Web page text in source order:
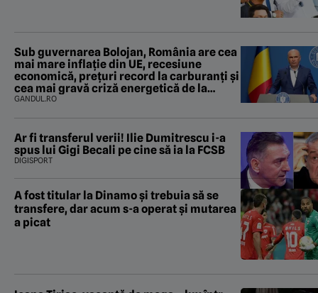
Sub guvernarea Bolojan, România are cea
mai mare inflație din UE, recesiune
economică, prețuri record la carburanți și
cea mai gravă criză energetică de la
Revoluție încoace. Cum se apără
GANDUL.RO
Ar fi transferul verii! Ilie Dumitrescu i-a
spus lui Gigi Becali pe cine să ia la FCSB
DIGISPORT
A fost titular la Dinamo și trebuia să se
transfere, dar acum s-a operat și mutarea
a picat